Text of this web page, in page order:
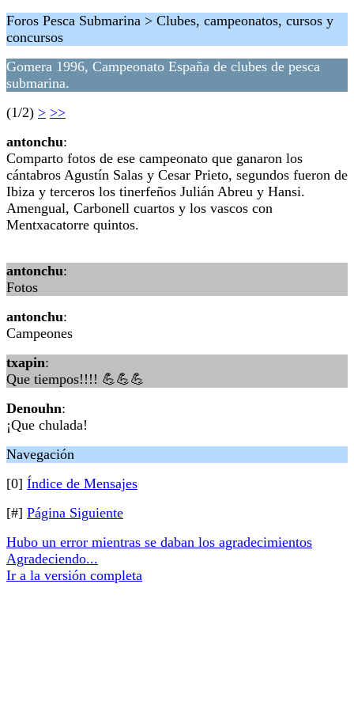
Foros Pesca Submarina > Clubes, campeonatos, cursos y
concursos
Gomera 1996, Campeonato España de clubes de pesca
submarina.
(1/2) > >>
antonchu:
Comparto fotos de ese campeonato que ganaron los
cántabros Agustín Salas y Cesar Prieto, segundos fueron de
Ibiza y terceros los tinerfeños Julián Abreu y Hansi.
Amengual, Carbonell cuartos y los vascos con
Mentxacatorre quintos.
antonchu:
Fotos
antonchu:
Campeones
txapin:
Que tiempos!!!! 💪💪💪
Denouhn:
¡Que chulada!
Navegación
[0] Índice de Mensajes
[#] Página Siguiente
Hubo un error mientras se daban los agradecimientos
Agradeciendo...
Ir a la versión completa